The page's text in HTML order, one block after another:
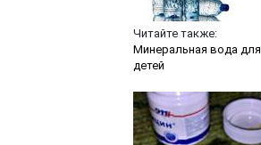
Читайте также:
Минеральная вода для
детей